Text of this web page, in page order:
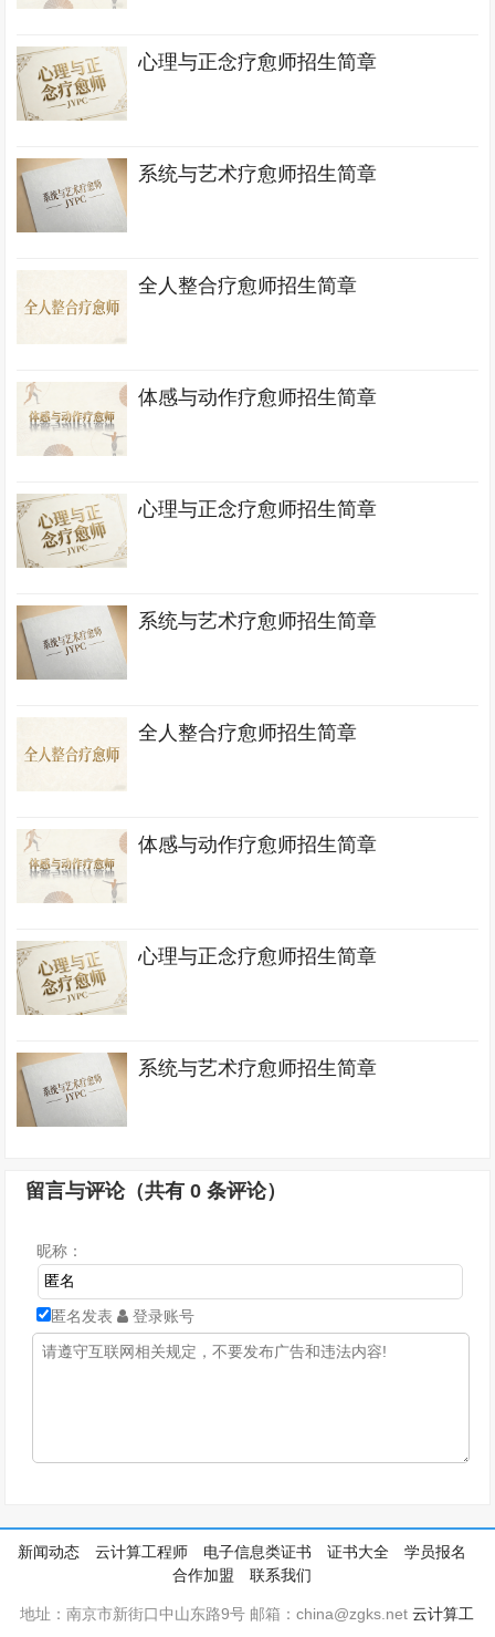
心理与正念疗愈师招生简章
系统与艺术疗愈师招生简章
全人整合疗愈师招生简章
体感与动作疗愈师招生简章
心理与正念疗愈师招生简章
系统与艺术疗愈师招生简章
全人整合疗愈师招生简章
体感与动作疗愈师招生简章
心理与正念疗愈师招生简章
系统与艺术疗愈师招生简章
留言与评论（共有0 条评论）
昵称：
匿名发表 登录账号
新闻动态 云计算工程师 电子信息类证书 证书大全
学员报名
合作加盟
联系我们
地址：南京市新街口中山东路9号 邮箱：china@zgks.net云计算工